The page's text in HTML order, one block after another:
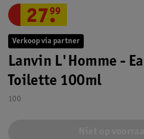
Verkoop via partner
Lanvin L'Homme -
Toilette 100ml
100
27.
99